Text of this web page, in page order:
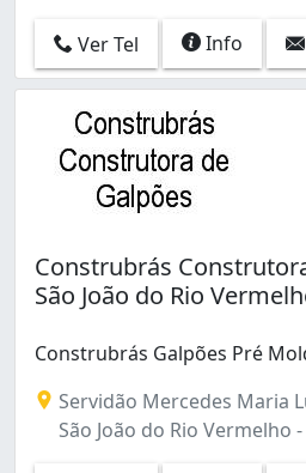
Ver Tel Info
Construbrás
São João do Rio
Construbrás Galpões Pré
Servidão Mercedes Maria
São João do Rio Vermelho